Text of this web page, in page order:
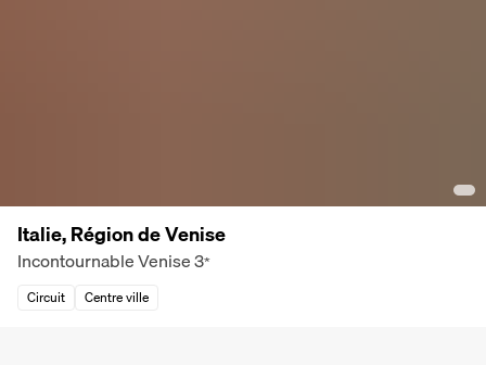
Italie, Région de Venise
Incontournable Venise3*
Circuit Centre ville